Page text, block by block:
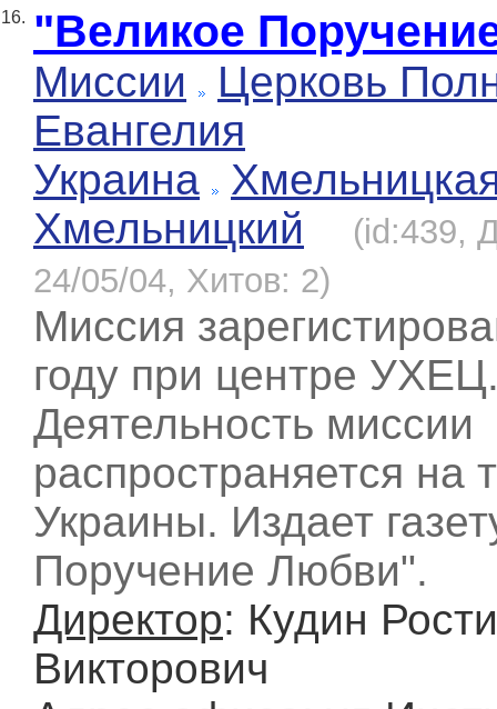
16. "Великое
Миссии
Церковь
Евангелия
Украина
Хмельницкий
(id:439,
24/05/04, Хитов: 2)
Миссия
году при центре
Деятельность миссии
распространяется на
Украины. Издает
Поручение Любви".
Директор: Кудин
Викторович